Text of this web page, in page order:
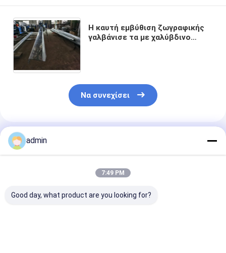
Η καυτή εμβύθιση ζωγραφικής
γαλβάνισε τα με χαλύβδινο
Να συνεχίσει
Συνιστώμενα Προϊόντα
admin
7:49 PM
Good day, what product are you looking for?